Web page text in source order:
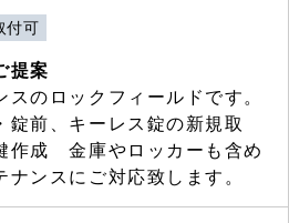
付可
提案
のロックフィールドです。
錠前、キーレス錠の新規取
成 金庫やロッカーも含め
ンスにご対応致します。